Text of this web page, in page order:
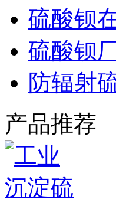
硫酸钡
硫酸钡
防辐射
产品推荐